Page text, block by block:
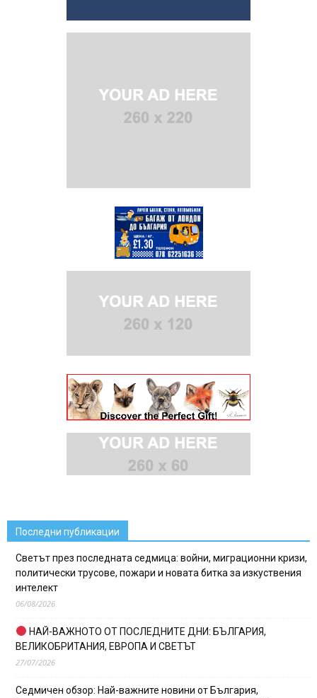
Последни публикации
Светът през последната седмица: войни, миграционни кризи,
политически трусове, пожари и новата битка за изкуствения
интелект
06/08/2026
НАЙ-ВАЖНОТО ОТ ПОСЛЕДНИТЕ ДНИ: БЪЛГАРИЯ,
ВЕЛИКОБРИТАНИЯ, ЕВРОПА И СВЕТЪТ
27/07/2026
Седмичен обзор: Най-важните новини от България,